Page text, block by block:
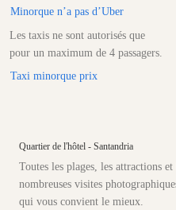
Minorque n’a pas d’Uber
Les taxis ne sont autorisés que
pour un maximum de 4 passagers.
Taxi minorque prix
Quartier de l'hôtel - Santandria
Toutes les plages, les attractions
nombreuses visites
qui vous convient le mieux.